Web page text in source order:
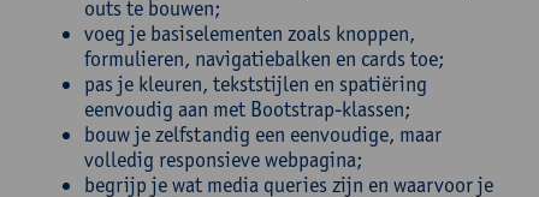
outs te bouwen;
voeg je basiselementen zoals knoppen,
formulieren, navigatiebalken en cards toe;
pas je kleuren, tekststijlen en spatiëring
eenvoudig aan met Bootstrap-klassen;
bouw je zelfstandig een eenvoudige, maar
volledig responsieve webpagina;
begrijp je wat media queries zijn en waarvoor je